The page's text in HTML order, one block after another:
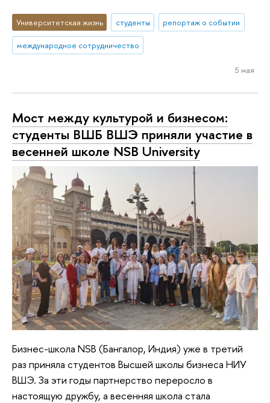
Университетская жизнь студенты репортаж о событии
международное сотрудничество
5 мая
Мост между культурой и бизнесом:
студенты ВШБ ВШЭ приняли участие в
весенней школе NSB University
Бизнес-школа NSB (Бангалор, Индия) уже в третий
раз приняла студентов Высшей школы бизнеса НИУ
ВШЭ. За эти годы партнерство переросло в
настоящую дружбу, а весенняя школа стала